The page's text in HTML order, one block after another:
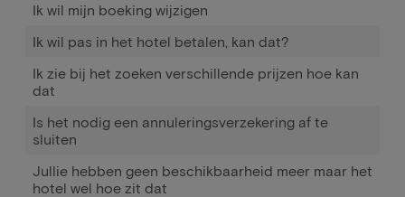
Ik wil mijn boeking wijzigen
Ik wil pas in het hotel betalen, kan dat?
Ik zie bij het zoeken verschillende prijzen hoe kan
dat
Is het nodig een annuleringsverzekering af te
sluiten
Jullie hebben geen beschikbaarheid meer maar het
hotel wel hoe zit dat